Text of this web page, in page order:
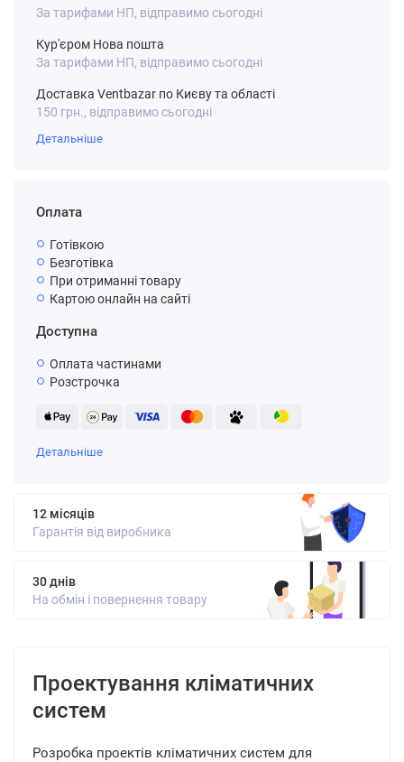
За тарифами НП, відправимо сьогодні
Кур'єром Нова пошта
За тарифами НП, відправимо сьогодні
Доставка Ventbazar по Києву та області
150 грн., відправимо сьогодні
Детальніше
Оплата
Готівкою
Безготівка
При отриманні товару
Картою онлайн на сайті
Доступна
Оплата частинами
Розстрочка
Детальніше
12 місяців
Гарантія від виробника
30 днів
На обмін і повернення товару
Проектування кліматичних
систем
Розробка проектів кліматичних систем для